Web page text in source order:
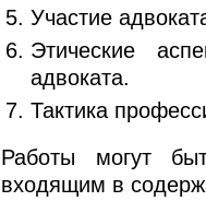
Участие
Этические
адвоката.
Тактика
Работы могут
входящим в